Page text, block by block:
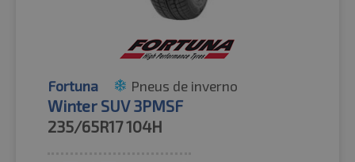
Fortuna Pneus de inverno
Winter SUV 3PMSF
235/65R17104H